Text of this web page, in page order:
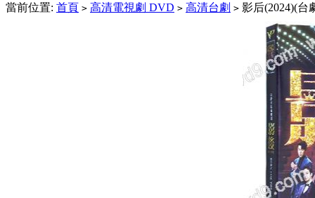
當前位置: 首頁 > 高清電視劇 DVD > 高清台劇 > 影后(2024)(台